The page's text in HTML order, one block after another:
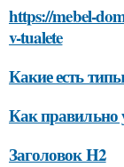
https://mebel-
v-tualete
Какие есть
Как правильно
Заголовок H2